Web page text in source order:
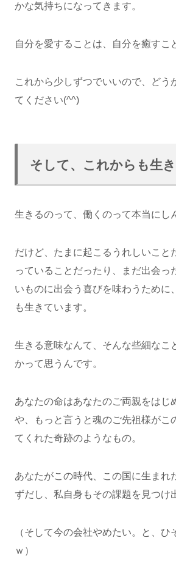
かな気持ちになってきます。
自分を愛することは、自分を癒すこ
これから少しずつでいいので、どう
てください(^^)
そして、これからも生き
生きるのって、働くのって本当にし
だけど、たまに起こるうれしいこと
っていることだったり、まだ出会っ
いものに出会う喜びを味わうために
も生きています。
生きる意味なんて、そんな些細なこ
かって思うんです。
あなたの命はあなたのご両親をはじ
や、もっと言うと魂のご先祖様がこ
てくれた奇跡のようなもの。
あなたがこの時代、この国に生まれ
ずだし、私自身もその課題を見つけ
（そして今の会社やめたい。と、ひ
ｗ）